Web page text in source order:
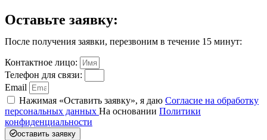
Оставьте заявку:
После получения заявки, перезвоним в течение 15 минут:
Контактное лицо:
Телефон для связи:
Email
Нажимая «Оставить заявку», я даю Согласие на обработку
персональных данных На основании Политики
конфиденциальности
оставить заявку